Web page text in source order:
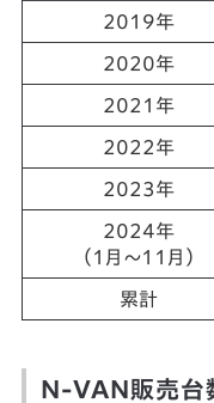
2019年
2020年
2021年
2022年
2023年
2024年
（1月～11月）
累計
N-VAN販売台